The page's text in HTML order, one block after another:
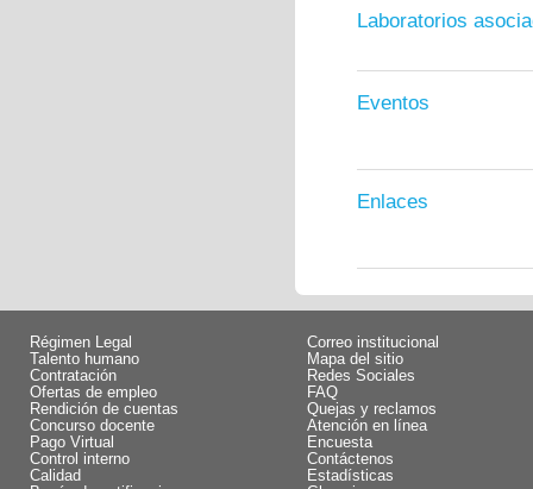
Laboratorios
Eventos
Enlaces
Régimen Legal
Talento humano
Contratación
Ofertas de empleo
Rendición de cuentas
Concurso docente
Pago Virtual
Control interno
Calidad
Correo institucional
Mapa del sitio
Redes Sociales
FAQ
Quejas y reclamos
Atención en línea
Encuesta
Contáctenos
Estadísticas